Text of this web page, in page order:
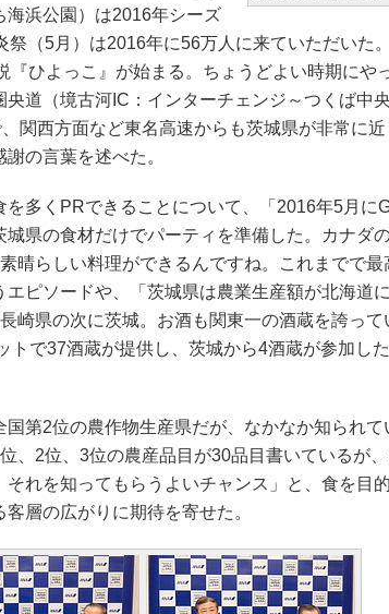
海浜公園）は2016年シーズ
祭（5月）は2016年に56万人に来ていただいた
『ひよっこ』が始まる。ちょうどよい時期にや
央道（境古河IC：インターチェンジ～つくば中
関西方面など東名高速からも茨城県が非常に近
の言葉を述べた。
多くPRできることについて、「2016年5月に
県の食材だけでパーティを準備した。カナダの
晴らしい料理ができるんですね。これまでで最
エピソードや、「茨城県は農業生産額が北海道
崎県の次に茨城。お酒も関東一の酒蔵を誇って
トで37酒蔵が提供し、茨城から4酒蔵が参加し
第2位の農作物生産県だが、なかなか知られて
、2位、3位の農産品目が30品目書いているが
れを知ってもらうよいチャンス」と、食を目
層の広がりに期待を寄せた。